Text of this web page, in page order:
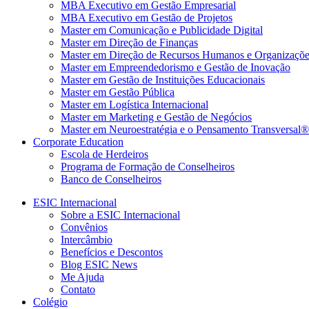
MBA Executivo em Gestão Empresarial
MBA Executivo em Gestão de Projetos
Master em Comunicação e Publicidade Digital
Master em Direção de Finanças
Master em Direção de Recursos Humanos e
Master em Empreendedorismo e Gestão de Inovação
Master em Gestão de Instituições Educacionais
Master em Gestão Pública
Master em Logística Internacional
Master em Marketing e Gestão de Negócios
Master em Neuroestratégia e o Pensamento Transversal®
Corporate Education
Escola de Herdeiros
Programa de Formação de Conselheiros
Banco de Conselheiros
ESIC Internacional
Sobre a ESIC Internacional
Convênios
Intercâmbio
Benefícios e Descontos
Blog ESIC News
Me Ajuda
Contato
Colégio